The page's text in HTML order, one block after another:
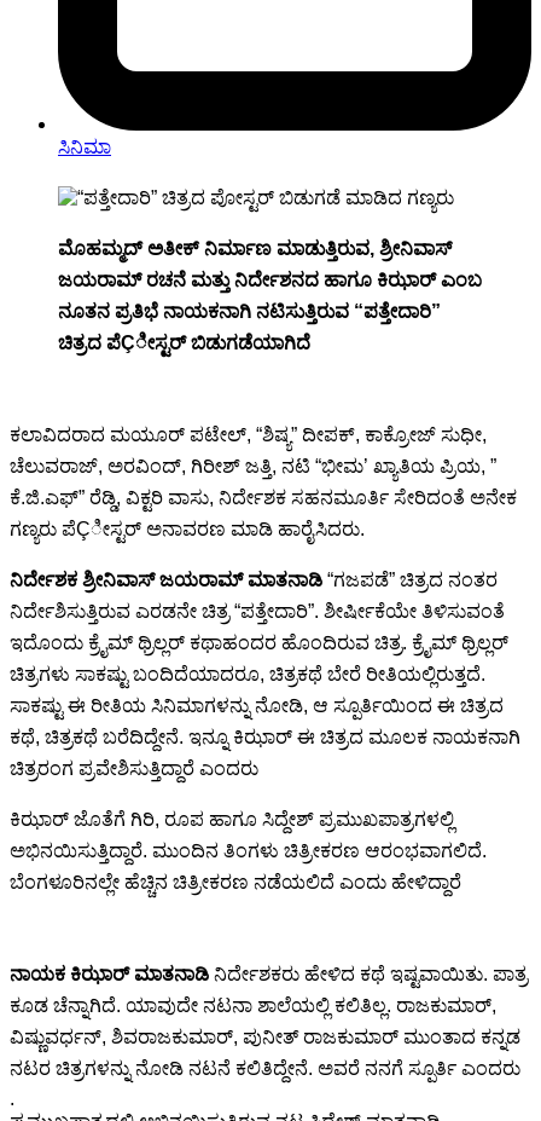
ಸಿನಿಮಾ
ಮೊಹಮ್ಮದ್ ಅತೀಕ್ ನಿರ್ಮಾಣ ಮಾಡುತ್ತಿರುವ, ಶ್ರೀನಿವಾಸ್
ಜಯರಾಮ್ ರಚನೆ ಮತ್ತು ನಿರ್ದೇಶನದ ಹಾಗೂ ಕಿಝಾರ್ ಎಂಬ
ನೂತನ ಪ್ರತಿಭೆ ನಾಯಕನಾಗಿ ನಟಿಸುತ್ತಿರುವ “ಪತ್ತೇದಾರಿ”
ಚಿತ್ರದ ಪೆÇೀಸ್ಟರ್ ಬಿಡುಗಡೆಯಾಗಿದೆ
ಕಲಾವಿದರಾದ ಮಯೂರ್ ಪಟೇಲ್, “ಶಿಷ್ಯ” ದೀಪಕ್, ಕಾಕ್ರೋಜ್ ಸುಧೀ,
ಚೆಲುವರಾಜ್, ಅರವಿಂದ್, ಗಿರೀಶ್ ಜತ್ತಿ, ನಟಿ “ಭೀಮ’ ಖ್ಯಾತಿಯ ಪ್ರಿಯ, ”
ಕೆ.ಜಿ.ಎಫ್” ರೆಡ್ಡಿ, ವಿಕ್ಟರಿ ವಾಸು, ನಿರ್ದೇಶಕ ಸಹನಮೂರ್ತಿ ಸೇರಿದಂತೆ ಅನೇಕ
ಗಣ್ಯರು ಪೆÇೀಸ್ಟರ್ ಅನಾವರಣ ಮಾಡಿ ಹಾರೈಸಿದರು.
ನಿರ್ದೇಶಕ ಶ್ರೀನಿವಾಸ್ ಜಯರಾಮ್ ಮಾತನಾಡಿ “ಗಜಪಡೆ” ಚಿತ್ರದ ನಂತರ
ನಿರ್ದೇಶಿಸುತ್ತಿರುವ ಎರಡನೇ ಚಿತ್ರ “ಪತ್ತೇದಾರಿ”. ಶೀರ್ಷೀಕೆಯೇ ತಿಳಿಸುವಂತೆ
ಇದೊಂದು ಕ್ರೈಮ್ ಥ್ರಿಲ್ಲರ್ ಕಥಾಹಂದರ ಹೊಂದಿರುವ ಚಿತ್ರ. ಕ್ರೈಮ್ ಥ್ರಿಲ್ಲರ್
ಚಿತ್ರಗಳು ಸಾಕಷ್ಟು ಬಂದಿದೆಯಾದರೂ, ಚಿತ್ರಕಥೆ ಬೇರೆ ರೀತಿಯಲ್ಲಿರುತ್ತದೆ.
ಸಾಕಷ್ಟು ಈ ರೀತಿಯ ಸಿನಿಮಾಗಳನ್ನು ನೋಡಿ, ಆ ಸ್ಪೂರ್ತಿಯಿಂದ ಈ ಚಿತ್ರದ
ಕಥೆ, ಚಿತ್ರಕಥೆ ಬರೆದಿದ್ದೇನೆ. ಇನ್ನೂ ಕಿಝಾರ್ ಈ ಚಿತ್ರದ ಮೂಲಕ ನಾಯಕನಾಗಿ
ಚಿತ್ರರಂಗ ಪ್ರವೇಶಿಸುತ್ತಿದ್ದಾರೆ ಎಂದರು
ಕಿಝಾರ್ ಜೊತೆಗೆ ಗಿರಿ, ರೂಪ ಹಾಗೂ ಸಿದ್ದೇಶ್ ಪ್ರಮುಖಪಾತ್ರಗಳಲ್ಲಿ
ಅಭಿನಯಿಸುತ್ತಿದ್ದಾರೆ. ಮುಂದಿನ ತಿಂಗಳು ಚಿತ್ರೀಕರಣ ಆರಂಭವಾಗಲಿದೆ.
ಬೆಂಗಳೂರಿನಲ್ಲೇ ಹೆಚ್ಚಿನ ಚಿತ್ರೀಕರಣ ನಡೆಯಲಿದೆ ಎಂದು ಹೇಳಿದ್ದಾರೆ
ನಾಯಕ ಕಿಝಾರ್ ಮಾತನಾಡಿ ನಿರ್ದೇಶಕರು ಹೇಳಿದ ಕಥೆ ಇಷ್ಟವಾಯಿತು. ಪಾತ್ರ
ಕೂಡ ಚೆನ್ನಾಗಿದೆ. ಯಾವುದೇ ನಟನಾ ಶಾಲೆಯಲ್ಲಿ ಕಲಿತಿಲ್ಲ. ರಾಜಕುಮಾರ್,
ವಿಷ್ಣುವರ್ಧನ್, ಶಿವರಾಜಕುಮಾರ್, ಪುನೀತ್ ರಾಜಕುಮಾರ್ ಮುಂತಾದ ಕನ್ನಡ
ನಟರ ಚಿತ್ರಗಳನ್ನು ನೋಡಿ ನಟನೆ ಕಲಿತಿದ್ದೇನೆ. ಅವರೆ ನನಗೆ ಸ್ಪೂರ್ತಿ ಎಂದರು
.